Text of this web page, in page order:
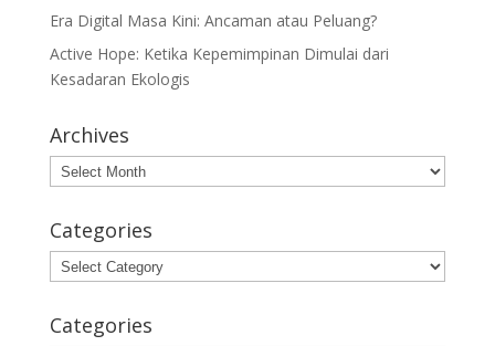
Era Digital Masa Kini: Ancaman atau Peluang?
Active Hope: Ketika Kepemimpinan Dimulai dari
Kesadaran Ekologis
Archives
Archives
Categories
Categories
Categories